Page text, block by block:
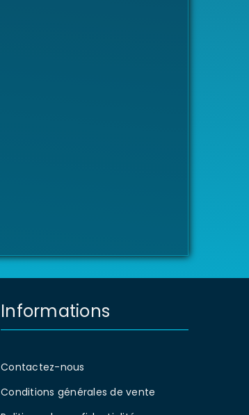
Informations
Contactez-nous
Conditions générales de vente